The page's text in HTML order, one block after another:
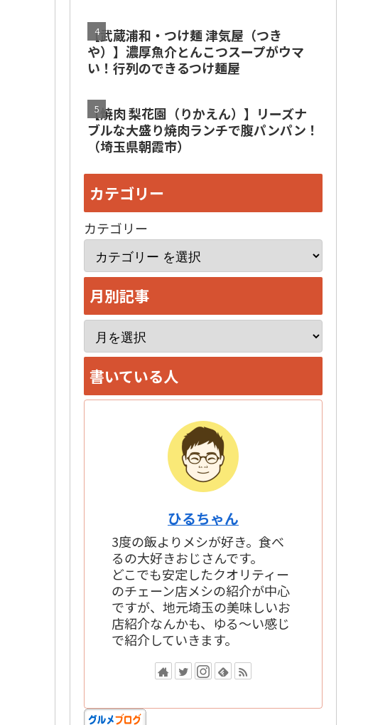
【武蔵浦和・つけ麺 津気屋（つき
や）】濃厚魚介とんこつスープがウマ
い！行列のできるつけ麺屋
【焼肉 梨花園（りかえん）】リーズナ
ブルな大盛り焼肉ランチで腹パンパン！
（埼玉県朝霞市）
カテゴリー
カテゴリー
月別記事
ー
カ
イ
書いている人
ひるちゃん
3度の飯よりメシが好き。食べ
るの大好きおじさんです。
どこでも安定したクオリティー
のチェーン店メシの紹介が中心
ですが、地元埼玉の美味しいお
店紹介なんかも、ゆる～い感じ
で紹介していきます。